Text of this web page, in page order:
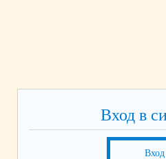
Вход в
Вход